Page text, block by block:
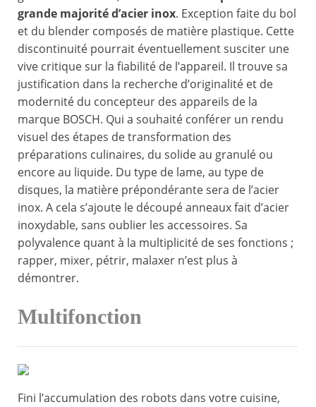
grande majorité d’acier inox. Exception faite du bol
et du blender composés de matière plastique. Cette
discontinuité pourrait éventuellement susciter une
vive critique sur la fiabilité de l’appareil. Il trouve sa
justification dans la recherche d’originalité et de
modernité du concepteur des appareils de la
marque BOSCH. Qui a souhaité conférer un rendu
visuel des étapes de transformation des
préparations culinaires, du solide au granulé ou
encore au liquide. Du type de lame, au type de
disques, la matière prépondérante sera de l’acier
inox. A cela s’ajoute le découpé anneaux fait d’acier
inoxydable, sans oublier les accessoires. Sa
polyvalence quant à la multiplicité de ses fonctions ;
rapper, mixer, pétrir, malaxer n’est plus à
démontrer.
Multifonction
Fini l’accumulation des robots dans votre cuisine,